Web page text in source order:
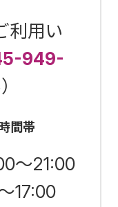
利用い
949-
間帯
～21:00
17:00